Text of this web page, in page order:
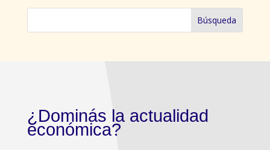
¿Dominás la actualidad
económica?